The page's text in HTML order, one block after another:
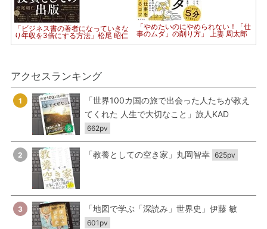
「ビジネス書の著者になっていきな
り年収を3倍にする方法」松尾 昭仁
「やめたいのにやめられない！「仕
事のムダ」の削り方」 上妻 周太郎
アクセスランキング
1
「世界100カ国の旅で出会った人たちが教え
てくれた 人生で大切なこと」旅人KAD
662pv
2 「教養としての空き家」丸岡智幸 625pv
3 「地図で学ぶ「深読み」世界史」伊藤 敏
601pv